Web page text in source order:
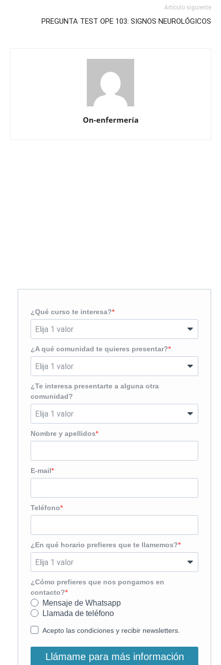
Artículo siguiente
PREGUNTA TEST OPE 103: SIGNOS NEUROLÓGICOS
On-enfermería
¿Qué curso te interesa?
¿A qué comunidad te quieres presentar?
¿Te interesa presentarte a alguna otra
comunidad?
Nombre y apellidos
E-mail
Teléfono
¿En qué horario prefieres que te llamemos?
¿Cómo prefieres que nos pongamos en
contacto?
Mensaje de Whatsapp
Llamada de teléfono
Acepto las condiciones y recibir newsletters.
Llámame para más información